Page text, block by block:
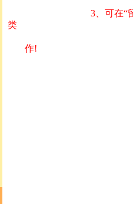
3、可在“
类 方式告之
作!